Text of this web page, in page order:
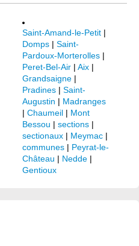
Saint-Amand-le-Petit |
Domps | Saint-
Pardoux-Morterolles |
Peret-Bel-Air | Aix |
Grandsaigne |
Pradines | Saint-
Augustin | Madranges
| Chaumeil | Mont
Bessou | sections |
sectionaux | Meymac |
communes | Peyrat-le-
Château | Nedde |
Gentioux